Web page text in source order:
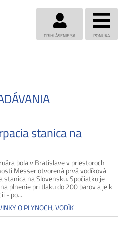
PRIHLÁSENIE SA PONUKA
stanica na
bola v Bratislave v priestoroch
Messer otvorená prvá vodíková
stanica na Slovensku. Spočiatku je
plnenie pri tlaku do 200 barov a je k
- po...
O PLYNOCH, VODÍK